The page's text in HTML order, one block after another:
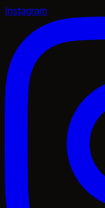
Instagram